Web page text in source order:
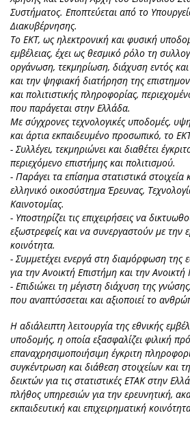
Συστήματος. Εποπτεύεται από το
Διακυβέρνησης.
Το ΕΚΤ, ως ηλεκτρονική και φυσική
εμβέλειας, έχει ως θεσμικό ρόλο τη
οργάνωση, τεκμηρίωση, διάχυση εντός
και την ψηφιακή διατήρηση της
και πολιτιστικής πληροφορίας,
που παράγεται στην Ελλάδα.
Με σύγχρονες τεχνολογικές υποδομές,
και άρτια εκπαιδευμένο προσωπικό, το
- Συλλέγει, τεκμηριώνει και διαθέτει
περιεχόμενο επιστήμης και πολιτισμού.
- Παράγει τα επίσημα στατιστικά
ελληνικό οικοσύστημα Έρευνας,
Καινοτομίας.
- Υποστηρίζει τις επιχειρήσεις να
εξωστρεφείς και να συνεργαστούν με την
κοινότητα.
- Συμμετέχει ενεργά στη διαμόρφωση της
για την Ανοικτή Επιστήμη και την
- Επιδιώκει τη μέγιστη διάχυση της
που αναπτύσσεται και αξιοποιεί το
Η αδιάλειπτη λειτουργία της εθνικής
υποδομής, η οποία εξασφαλίζει φιλική
επαναχρησιμοποιήσιμη έγκριτη
συγκέντρωση και διάθεση στοιχείων και
δεικτών για τις στατιστικές ΕΤΑΚ στην
πλήθος υπηρεσιών για την ερευνητική,
εκπαιδευτική και επιχειρηματική